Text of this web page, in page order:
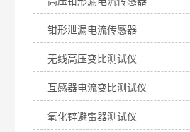
钳形泄漏电流传感器
无线高压变比测试仪
互感器电流变比测试仪
氧化锌避雷器测试仪